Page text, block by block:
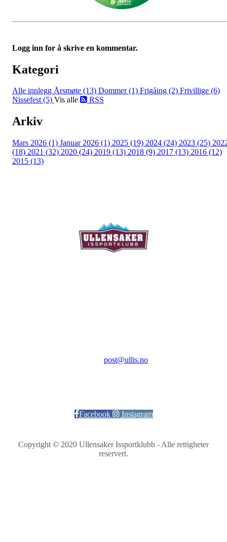
Logg inn for å skrive en kommentar.
Kategori
Alle innlegg Årsmøte (13) Dommer (1) Frigåing (2) Frivillige (6)
Nissefest (5) Vis alle RSS
Arkiv
Mars 2026 (1) Januar 2026 (1) 2025 (19) 2024 (24) 2023 (25)
(18) 2021 (32) 2020 (24) 2019 (13) 2018 (9) 2017 (13) 2016 (12)
2015 (13)
post@ullis.no
Facebook Instagram
Copyright © 2020 Ullensaker Issportklubb - Alle rettigheter
reservert.